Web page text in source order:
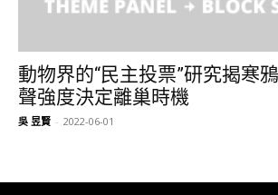
動物界的“民主投票”研究揭寒
聲強度決定離巢時機
吳 昱賢 - 2022-06-01